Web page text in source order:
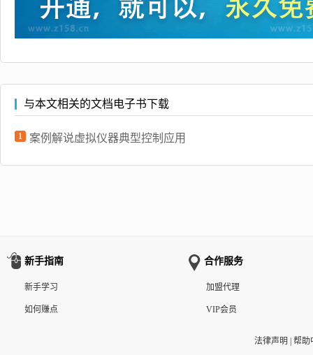
与本文相关的文档电子书下载
1 案例解说虚拟仪器典型控制应用
新手指南
新手学习
如何赚点
合作服务
加盟代理
VIP会员
法律声明 帮助